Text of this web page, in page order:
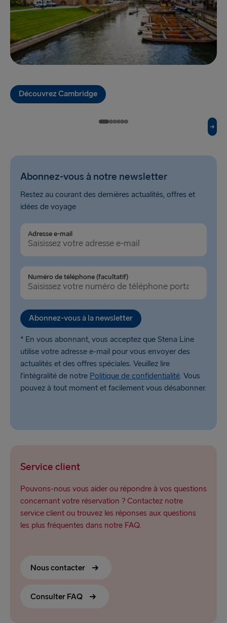
Belfast → Cairnryan
TO SWEDEN
Kiel → Göteborg
Frederikshavn → Göteborg
Trelleborg → Rostock
Göteborg → Frederikshavn
Karlskrona → Gdynia
VERS LA BALTIQUE
Travemünde → Liepāja
Ventspils → Nynäshamn
Liepāja → Travemünde
Nynäshamn → Ventspils
Découvrez Cambridge
Abonnez-vous à notre newsletter
Restez au courant des dernières actualités, offres et
idées de voyage
Adresse e-mail
Numéro de téléphone (facultatif)
Abonnez-vous à la newsletter
* En vous abonnant, vous acceptez que Stena Line
utilise votre adresse e-mail pour vous envoyer des
actualités et des offres spéciales. Veuillez lire
l’intégralité de notre Politique de confidentialité. Vous
pouvez à tout moment et facilement vous désabonner.
Service client
Pouvons-nous vous aider ou répondre à vos questions
concernant votre réservation ? Contactez notre
service client ou trouvez les réponses aux questions
les plus fréquentes dans notre FAQ.
Nous contacter
Consulter FAQ